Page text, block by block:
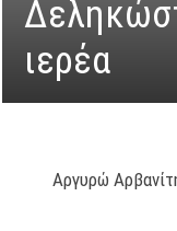
ιερέα
Αργυρώ